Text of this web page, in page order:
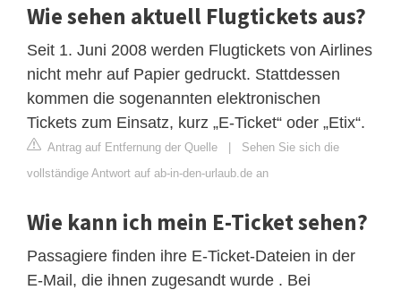
Wie sehen aktuell Flugtickets aus?
Seit 1. Juni 2008 werden Flugtickets von Airlines
nicht mehr auf Papier gedruckt. Stattdessen
kommen die sogenannten elektronischen
Tickets zum Einsatz, kurz „E-Ticket“ oder „Etix“.
Antrag auf Entfernung der Quelle | Sehen Sie sich die
vollständige Antwort auf ab-in-den-urlaub.de an
Wie kann ich mein E-Ticket sehen?
Passagiere finden ihre E-Ticket-Dateien in der
E-Mail, die ihnen zugesandt wurde . Bei